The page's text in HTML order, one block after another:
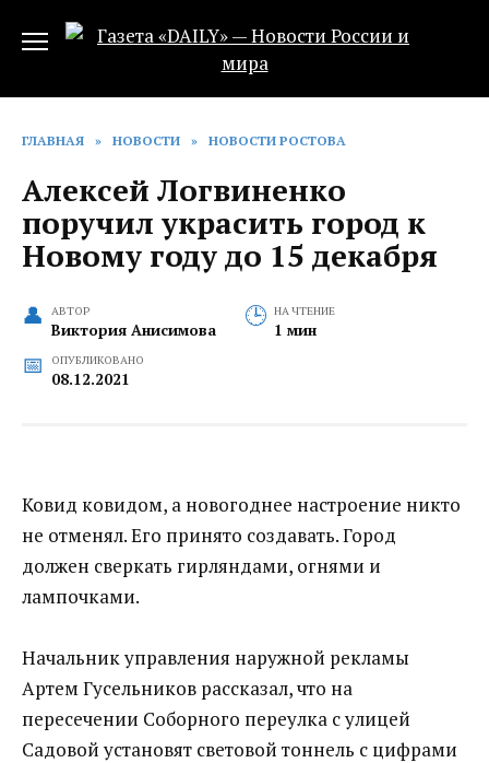
ГЛАВНАЯ » НОВОСТИ » НОВОСТИ РОСТОВА
Алексей Логвиненко
поручил украсить город к
Новому году до 15 декабря
АВТОР
Виктория Анисимова
НА ЧТЕНИЕ
1 мин
ОПУБЛИКОВАНО
08.12.2021
Ковид ковидом, а новогоднее настроение никто
не отменял. Его принято создавать. Город
должен сверкать гирляндами, огнями и
лампочками.
Начальник управления наружной рекламы
Артем Гусельников рассказал, что на
пересечении Соборного переулка с улицей
Садовой установят световой тоннель с цифрами